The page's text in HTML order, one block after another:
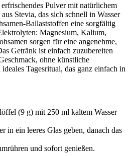
Pulver mit natürlichem
Stevia, das sich schnell in Wasser
Ballaststoffen eine sorgfältig
Magnesium, Kalium,
sorgen für eine angenehme,
Getränk ist einfach zuzubereiten
ohne künstliche
Tagesritual, das ganz einfach in
(9 g) mit 250 ml kaltem Wasser
in ein leeres Glas geben, danach das
und sofort genießen.